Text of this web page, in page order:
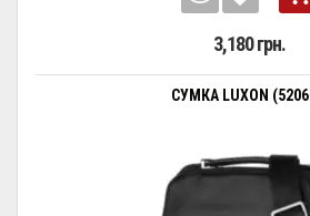
3,180 грн.
СУМКА LUXON